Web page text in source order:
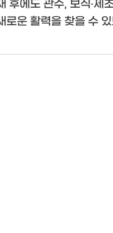
후에도 관수, 보식‧제
로운 활력을 찾을 수